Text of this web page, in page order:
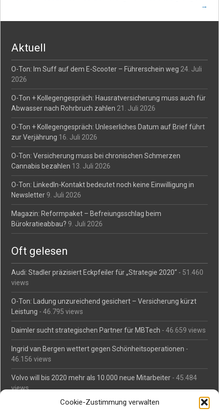
Cookie-Zustimmung verwalten
navigation
→
Aktuell
O-Ton: Im Suff auf dem E-Scooter – Führerschein weg 24. Juli
2026
O-Ton + Kollegengespräch: Hausratversicherung muss auch für
Abwasser nach Rohrbruch zahlen 21. Juli 2026
O-Ton + Kollegengespräch: Unleserliches Datum auf Brief führt
zur Verjährung 16. Juli 2026
O-Ton: Versicherung muss bei chronischen Schmerzen
Cannabis bezahlen 13. Juli 2026
O-Ton: LinkedIn-Kontakt bedeutet noch keine Einwilligung in
Newsletter 9. Juli 2026
Magazin: Reformpaket – Befreiungsschlag beim
Bürokratieabbau? 9. Juli 2026
Oft gelesen
Audi: Stadler präzisiert Eckpfeiler für „Strategie 2020“ - 51.460
views
O-Ton: Ladung unzureichend gesichert – Versicherung kürzt
Leistung - 46.795 views
Daimler sucht strategischen Partner für MBTech - 46.659 views
Ingrid van Bergen wettert gegen Schönheitsoperationen -
46.156 views
Volvo will bis 2020 mehr als 10.000 neue Mitarbeiter - 45.484
views
Mäßiges Interesse an Daimlers MBtech- 44.713 views